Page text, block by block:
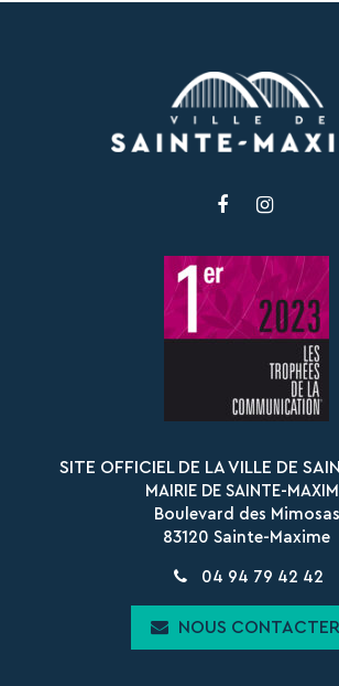
Lien
le
compte
Facebook
le
SITE OFFICIEL DE LA VILLE DE
MAIRIE DE SAINTE-
Boulevard des Mimosas
83120 Sainte-Maxime
04 94 79 42 42
NOUS CONTACTER